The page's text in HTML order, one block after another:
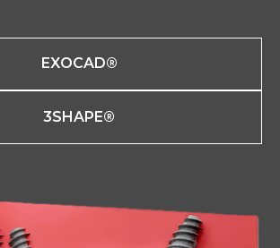
EXOCAD®
3SHAPE®